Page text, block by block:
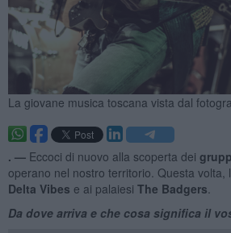
La giovane musica toscana vista dal
. — Eccoci di nuovo alla scoperta dei
operano nel nostro territorio. Questa volta,
Delta Vibes e ai palaiesi The Badgers
Da dove arriva e che cosa significa il